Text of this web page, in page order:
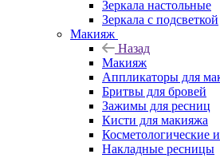
Зеркала настольные
Зеркала с подсветкой
Макияж
Назад
Макияж
Аппликаторы для
Бритвы для бровей
Зажимы для ресниц
Кисти для макияжа
Косметологические
Накладные ресницы